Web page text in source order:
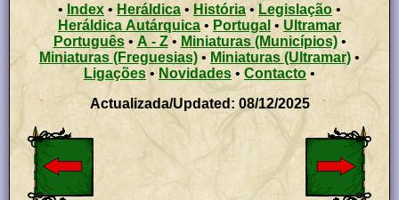
• Index •Heráldica • História •Legislação •
Heráldica Autárquica • Portugal • Ultramar
Português• A - Z• Miniaturas (Municípios)•
Miniaturas (Freguesias) • Miniaturas (Ultramar) •
Ligações • Novidades • Contacto •
Actualizada/Updated: 08/12/2025